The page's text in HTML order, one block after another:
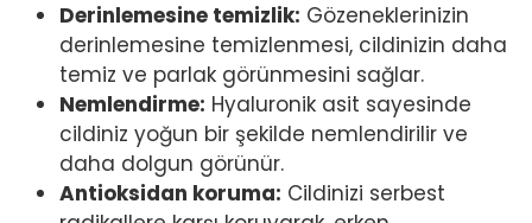
Derinlemesine temizlik: Gözeneklerinizin
derinlemesine temizlenmesi, cildinizin daha
temiz ve parlak görünmesini sağlar.
Nemlendirme: Hyaluronik asit sayesinde
cildiniz yoğun bir şekilde nemlendirilir ve
daha dolgun görünür.
Antioksidan koruma: Cildinizi serbest